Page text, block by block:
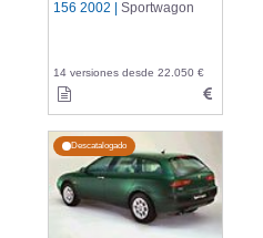
156 2002 | Sportwagon
14 versiones desde 22.050 €
Descatalogado